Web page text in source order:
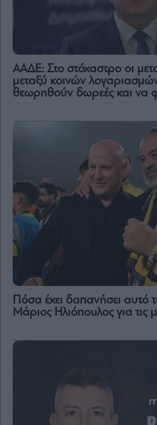
ΑΑΔΕ: Στο στόχαστρο οι
μεταξύ κοινών
θεωρηθούν δωρεές και να
Πόσα έχει δαπανήσει αυτό
Μάριος Ηλιόπουλος για τις